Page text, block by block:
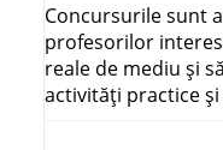
Concursurile sunt
profesorilor
reale de mediu și
activități practice